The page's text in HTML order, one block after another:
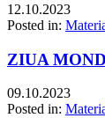
12.10.2023
Posted in:
ZIUA
09.10.2023
Posted in: